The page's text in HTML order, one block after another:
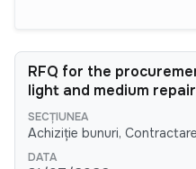
RFQ for the
light and medium
Achiziție bunuri,